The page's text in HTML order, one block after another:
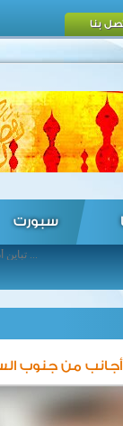
بنا
سبورت
وأجانب من جنوب